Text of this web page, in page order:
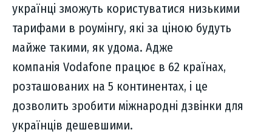
українці зможуть користуватися низькими
тарифами в роумінгу, які за ціною будуть
майже такими, як удома. Адже
компанія Vodafone працює в 62 країнах,
розташованих на 5 континентах, і це
дозволить зробити міжнародні дзвінки для
українців дешевшими.